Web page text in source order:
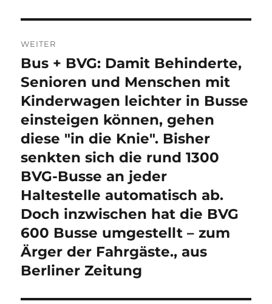
WEITER
Nächster
Beitrag:
Bus + BVG: Damit Behinderte,
Senioren und Menschen mit
Kinderwagen leichter in Busse
einsteigen können, gehen
diese "in die Knie". Bisher
senkten sich die rund 1300
BVG-Busse an jeder
Haltestelle automatisch ab.
Doch inzwischen hat die BVG
600 Busse umgestellt – zum
Ärger der Fahrgäste., aus
Berliner Zeitung